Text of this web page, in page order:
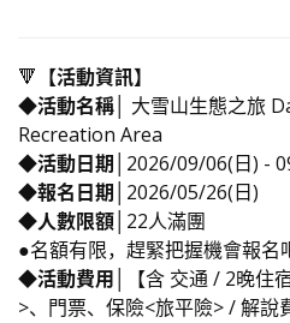
​🔻 【活動資訊】
◆活動名稱│
大雪山生態之旅
Recreation Area
◆活動日期│ 2026/09/06(日) -
◆報名日期│ 2026/05/26(日)
◆人數限額│ 22人滿團
●名額有限，趕緊把握機會報名
◆活動費用│
【含 交通 / 2晚住
>、門票、保險<旅平險> / 解說